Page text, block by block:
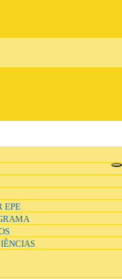
EPE
digital